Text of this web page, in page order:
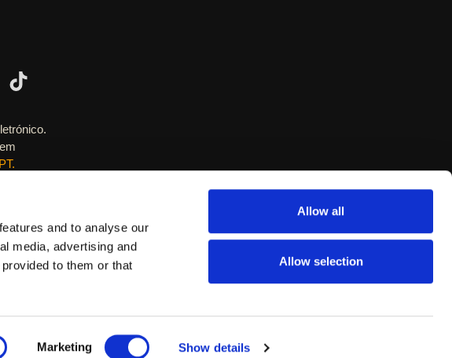
and to analyse our
media, advertising and
to them or that
Marketing Show details
Allow all
Allow selection
resolução alternativa de litígios do
direitos reservados.